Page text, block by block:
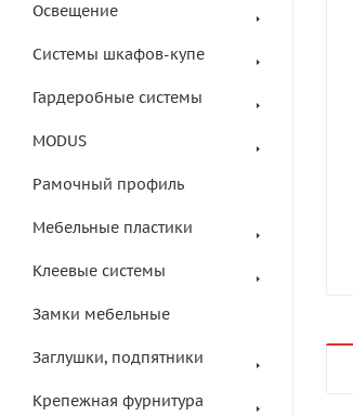
Освещение
Системы шкафов-купе
Гардеробные системы
MODUS
Рамочный профиль
Мебельные пластики
Клеевые системы
Замки мебельные
Заглушки, подпятники
Крепежная фурнитура